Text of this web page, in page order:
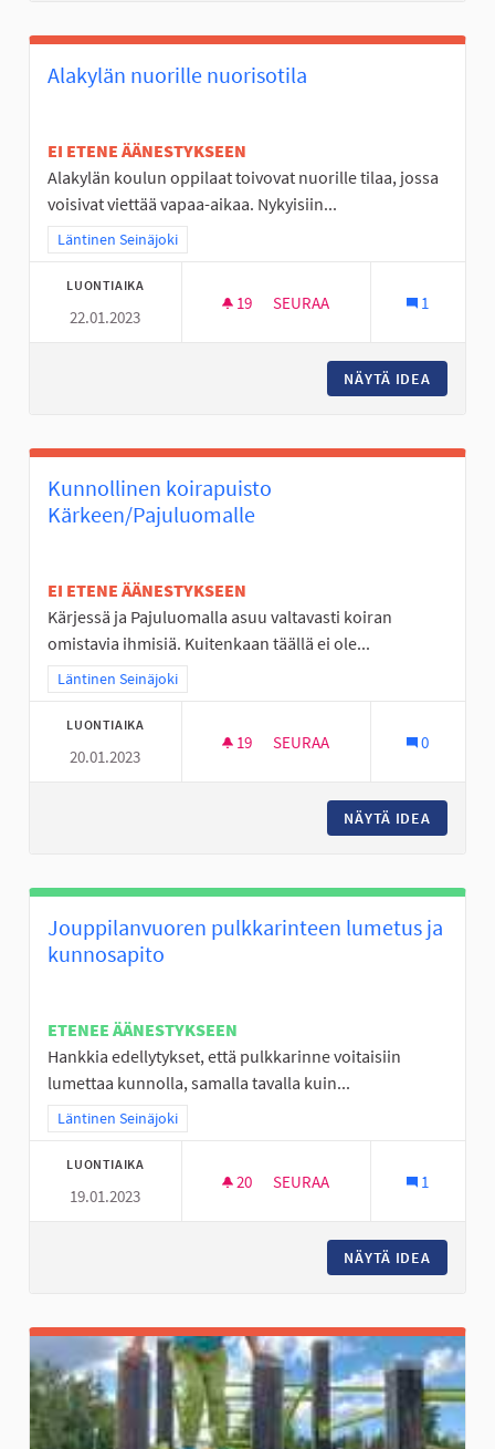
Alakylän nuorille nuorisotila
EI ETENE ÄÄNESTYKSEEN
Alakylän koulun oppilaat toivovat nuorille tilaa, jossa
voisivat viettää vapaa-aikaa. Nykyisiin...
Rajaa tulokset teeman mukaan: Läntinen Seinäjoki
Läntinen Seinäjoki
LUONTIAIKA
22.01.2023
19 19 SEURAAJAA
SEURAA 1
NÄYTÄ IDEA
Kunnollinen koirapuisto
Kärkeen/Pajuluomalle
EI ETENE ÄÄNESTYKSEEN
Kärjessä ja Pajuluomalla asuu valtavasti koiran
omistavia ihmisiä. Kuitenkaan täällä ei ole...
Rajaa tulokset teeman mukaan: Läntinen Seinäjoki
Läntinen Seinäjoki
LUONTIAIKA
20.01.2023
19 19 SEURAAJAA
SEURAA 0
NÄYTÄ IDEA
Jouppilanvuoren pulkkarinteen lumetus ja
kunnosapito
ETENEE ÄÄNESTYKSEEN
Hankkia edellytykset, että pulkkarinne voitaisiin
lumettaa kunnolla, samalla tavalla kuin...
Rajaa tulokset teeman mukaan: Läntinen Seinäjoki
Läntinen Seinäjoki
LUONTIAIKA
19.01.2023
20 20 SEURAAJAA
SEURAA 1
NÄYTÄ IDEA